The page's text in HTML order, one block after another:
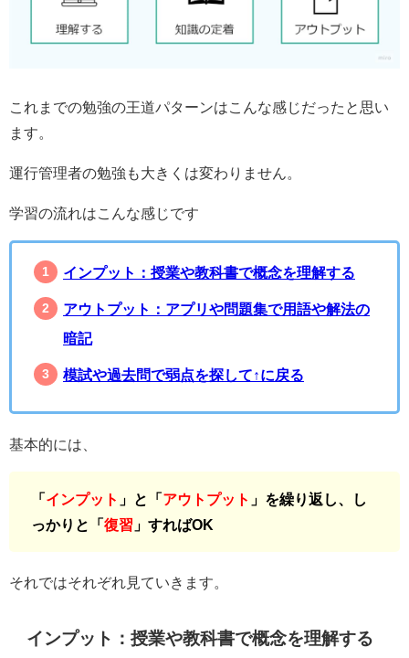
これまでの勉強の王道パターンはこんな感じだったと思い
ます。
運行管理者の勉強も大きくは変わりません。
学習の流れはこんな感じです
インプット：授業や教科書で概念を理解する
アウトプット：アプリや問題集で用語や解法の
暗記
模試や過去問で弱点を探して↑に戻る
基本的には、
「 インプット 」と「 アウトプット 」を繰り返し、し
っかりと「 復習 」すればOK
それではそれぞれ見ていきます。
インプット：授業や教科書で概念を理解する